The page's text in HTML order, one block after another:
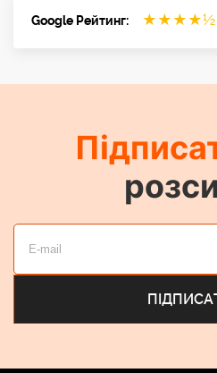
Google Рейтинг: ★ ★ ★ ★½